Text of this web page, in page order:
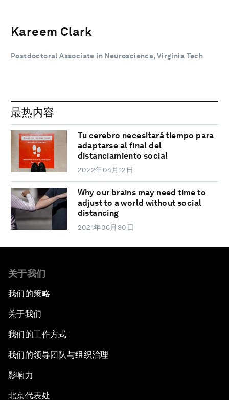
Kareem Clark
Postdoctoral Associate in Neuroscience, Virginia Tech
最热内容
Tu cerebro necesitará tiempo para
adaptarse al final del
distanciamiento social
2022年04月12日
Why our brains may need time to
adjust to a world without social
distancing
2021年06月30日
关于我们
我们的策略
关于我们
我们的工作方式
我们的领导团队与组织治理
影响力
北京代表处